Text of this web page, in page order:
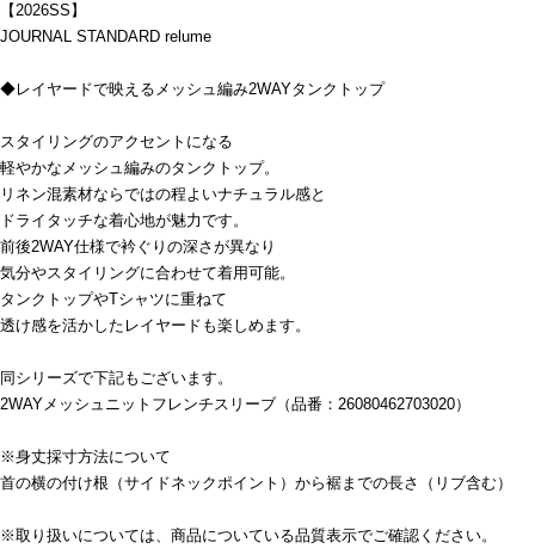
【2026SS】
JOURNAL STANDARD relume
◆レイヤードで映えるメッシュ編み2WAYタンクトップ
スタイリングのアクセントになる
軽やかなメッシュ編みのタンクトップ。
リネン混素材ならではの程よいナチュラル感と
ドライタッチな着心地が魅力です。
前後2WAY仕様で衿ぐりの深さが異なり
気分やスタイリングに合わせて着用可能。
タンクトップやTシャツに重ねて
透け感を活かしたレイヤードも楽しめます。
同シリーズで下記もございます。
2WAYメッシュニットフレンチスリーブ（品番：26080462703020）
※身丈採寸方法について
首の横の付け根（サイドネックポイント）から裾までの長さ（リブ含む）
※取り扱いについては、商品についている品質表示でご確認ください。